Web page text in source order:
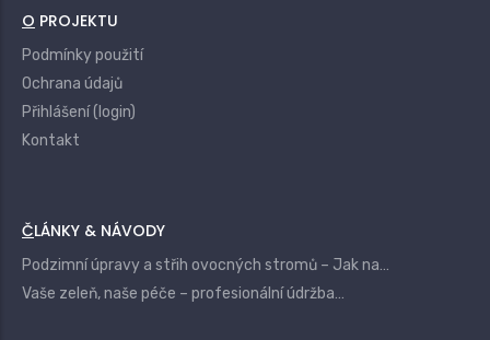
O PROJEKTU
Podmínky použití
Ochrana údajů
Přihlášení (login)
Kontakt
ČLÁNKY & NÁVODY
Podzimní úpravy a střih ovocných stromů – Jak na…
Vaše zeleň, naše péče – profesionální údržba…